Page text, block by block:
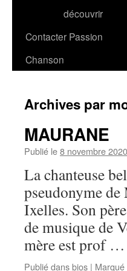
découvrir
Contacter Passion
Chanson
Archives par
MAURANE
Publié le8 novembre 2020
La chanteuse
pseudonyme
Ixelles. Son
de musique de
mère est prof …
Publié dansbios |